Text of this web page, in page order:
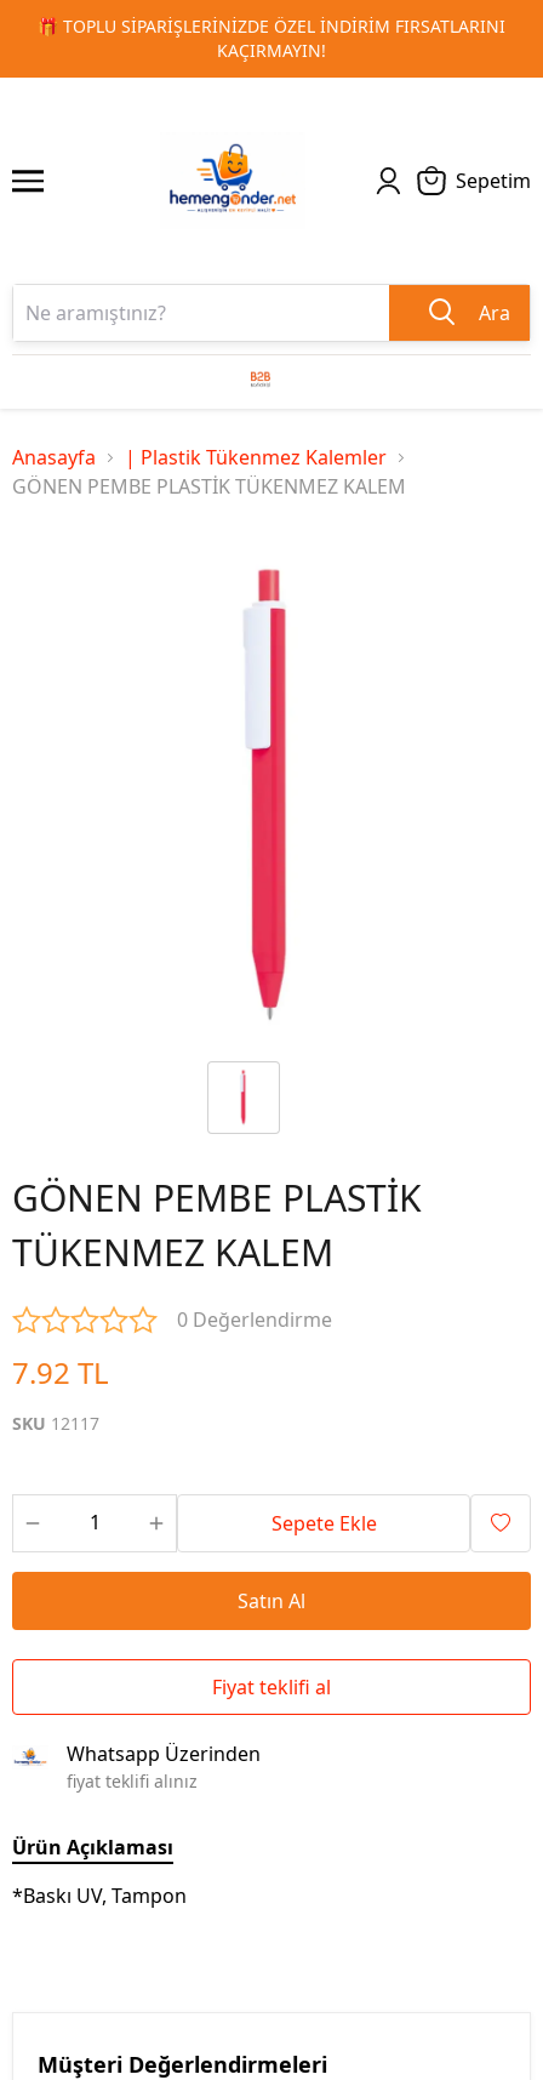
🚀 KURUMSAL PROMOSYON VE MATBAA
1 2
Sepetim
Ara
Anasayfa
| Plastik Tükenmez Kalemler
GÖNEN PEMBE PLASTİK TÜKENMEZ KALEM
GÖNEN PEMBE PLASTİK
TÜKENMEZ KALEM
0 Değerlendirme
7.92 TL
SKU 12117
Sepete Ekle
Satın Al
Fiyat teklifi al
Whatsapp Üzerinden
fiyat teklifi alınız
Ürün Açıklaması
*Baskı UV, Tampon
Müşteri Değerlendirmeleri